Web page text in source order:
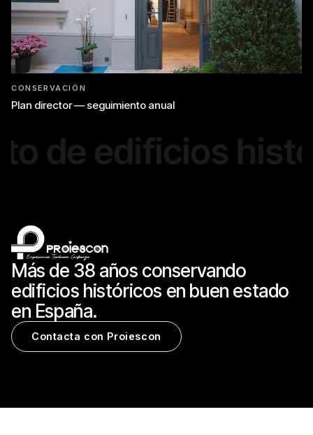
CONSERVACIÓN
Plan director — seguimiento anual
edificios
Más de 38 años conservando
edificios históricos en buen estado
en España.
Contacta con Proiescon